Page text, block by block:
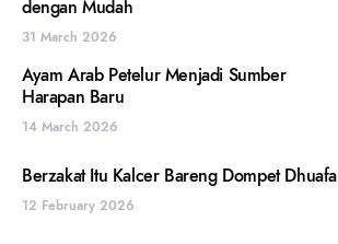
dengan Mudah
31 March 2026
Ayam Arab Petelur Menjadi Sumber
Harapan Baru
14 March 2026
Berzakat Itu Kalcer Bareng Dompet Dhuafa
12 February 2026